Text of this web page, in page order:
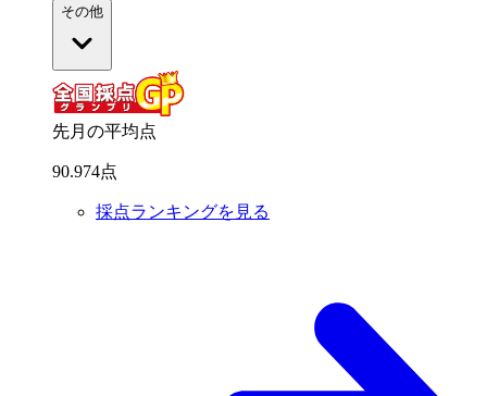
その他
先月の平均点
90.974点
採点ランキングを見る